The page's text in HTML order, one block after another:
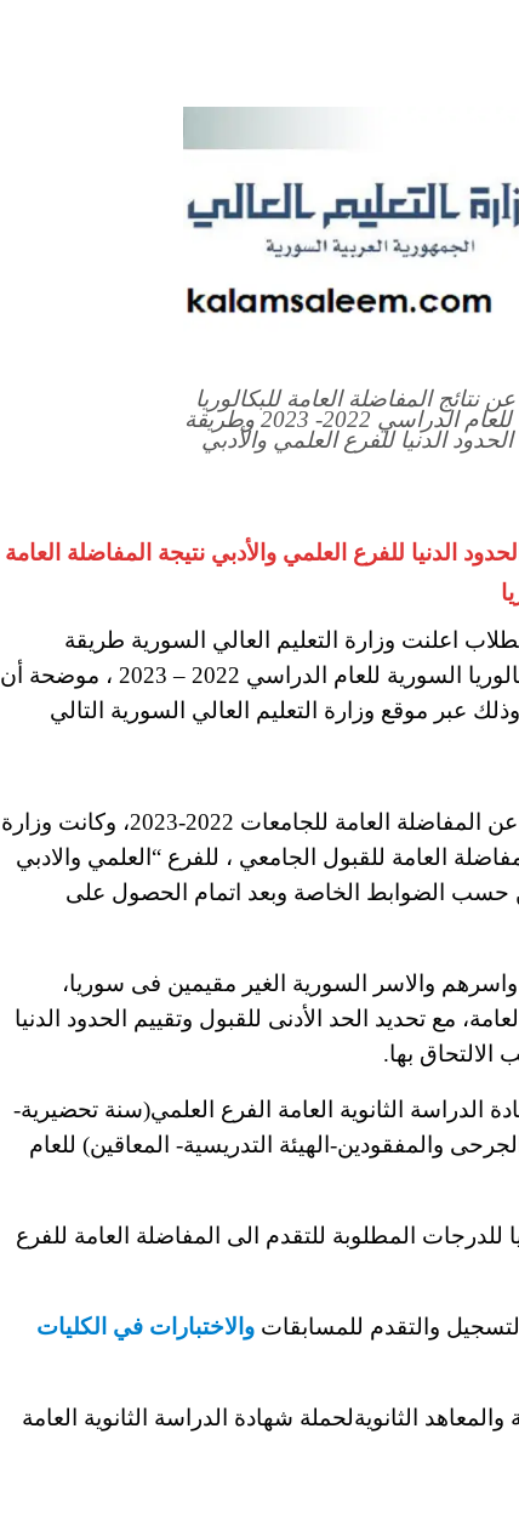
نتائج المفاضلة العامة للبكالوريا
في سوريا الدورة الثانية للعام الدراسي 2022- 2023 وطريقة
الدنيا للفرع العلمي والأدبي
الدنيا للفرع العلمي والأدبي نتيجة المفاضلة العامة
اعلنت وزارة التعليم العالي السورية طريقة
الاستعلام ومعرفة نتائج المفاضلة العامة للبكالوريا السورية للعام الدراسي 2022 – 2023 ، موضحة أن
عبر موقع وزارة التعليم العالي السورية التالي
وذلك للفرع العلمي والفرع الأدبي للاستعلام عن المفاضلة العامة للجامعات 2022-2023، وكانت وزارة
العامة للقبول الجامعي ، للفرع “العلمي والادبي
حسب الضوابط الخاصة وبعد اتمام الحصول على
واسرهم والاسر السورية الغير مقيمين فى سوريا،
مع تحديد الحد الأدنى للقبول وتقييم الحدود الدنيا
الالتحاق بها.
رقم(1)لحملة شهادة الدراسة الثانوية العامة الفرع العلمي(سنة تحضيرية-
والمفقودين-الهيئة التدريسية- المعاقين) للعام
للدرجات المطلوبة للتقدم الى المفاضلة العامة للفرع
والتقدم للمسابقات والاختبارات في الكليات
الثانويةلحملة شهادة الدراسة الثانوية العامة